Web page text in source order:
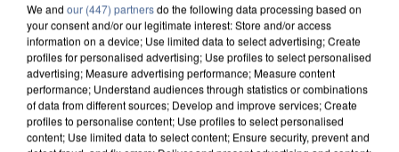
We and our (447) partnersdo the following data processing based on
your consent and/or our legitimate interest: Store and/or access
information on a device; Use limited data to select advertising; Create
profiles for personalised advertising; Use profiles to select personalised
advertising; Measure advertising performance; Measure content
performance; Understand audiences through statistics or combinations
of data from different sources; Develop and improve services; Create
profiles to personalise content; Use profiles to select personalised
content; Use limited data to select content; Ensure security, prevent and